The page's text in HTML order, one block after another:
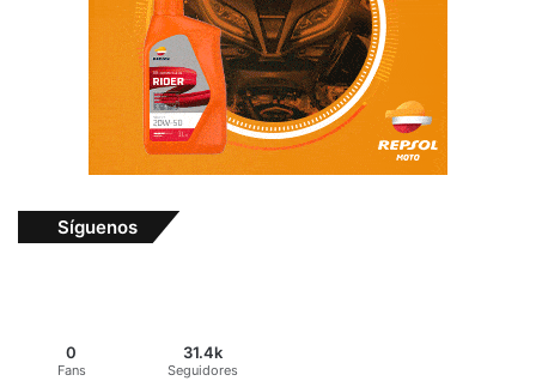
Síguenos
0
Fans
31.4k
Seguidores